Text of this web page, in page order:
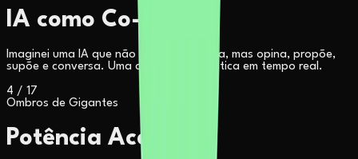
IA como Co-Diretor
Imaginei uma IA que não apenas executa, mas opina, propõe,
supõe e conversa. Uma co-direção artística em tempo real.
4 / 17
Ombros de Gigantes
Potência Acessível